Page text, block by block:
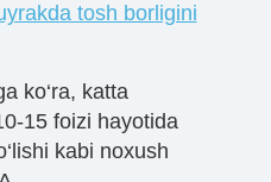
tosh borligini
ko‘ra, katta
15 foizi hayotida
kabi noxush